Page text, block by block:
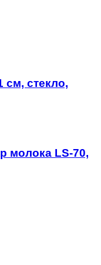
см, стекло,
молока LS-70,